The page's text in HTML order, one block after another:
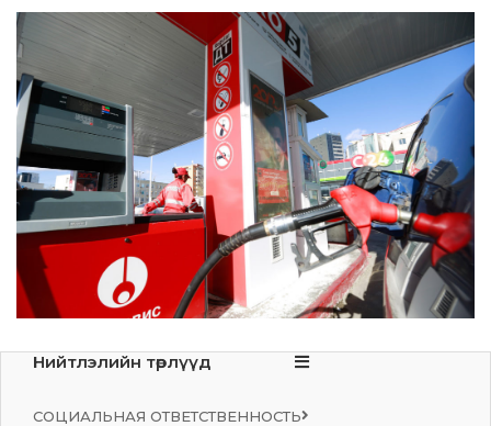
Нийтлэлийн төрлүүд
СОЦИАЛЬНАЯ ОТВЕТСТВЕННОСТЬ